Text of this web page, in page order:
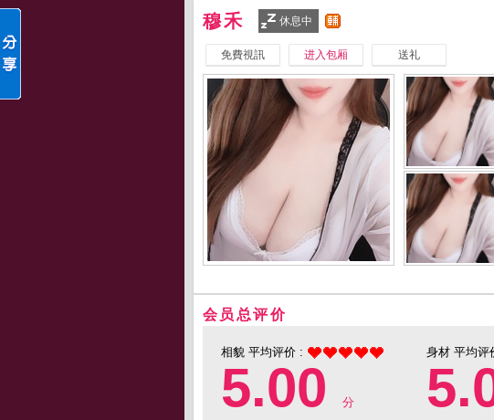
穆禾 休息中
免費視訊 进入包厢 送礼
会员总评价
相貌 平均评价 :
5.00 分
身材 平均评